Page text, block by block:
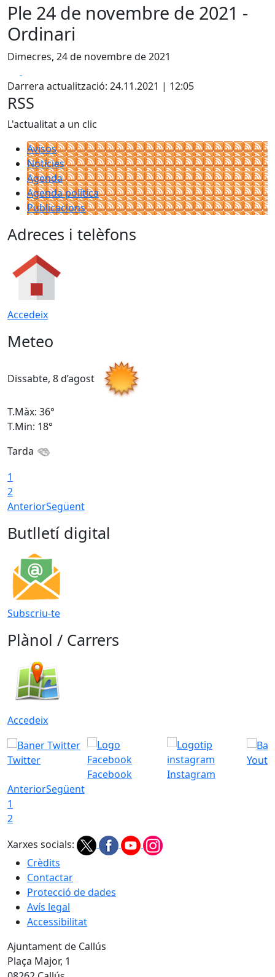
Ple 24 de novembre de 2021 -
Ordinari
Dimecres, 24 de novembre de 2021
Darrera actualització: 24.11.2021 | 12:05
RSS
L'actualitat a un clic
Avisos
Notícies
Agenda
Agenda política
Publicacions
Adreces i telèfons
Accedeix
Meteo
Dissabte, 8 d’agost
T.Màx: 36°
T.Min: 18°
Tarda
1
2
AnteriorSegüent
Butlletí digital
Subscriu-te
Plànol / Carrers
Accedeix
Twitter
Facebook
Instagram
AnteriorSegüent
1
2
Xarxes socials:
Crèdits
Contactar
Protecció de dades
Avís legal
Accessibilitat
Ajuntament de Callús
Plaça Major, 1